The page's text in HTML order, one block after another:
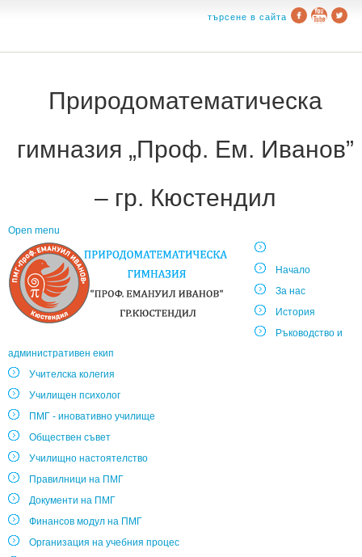
търсене в сайта
Природоматематическа
гимназия „Проф. Ем. Иванов”
– гр. Кюстендил
Open menu
Начало
За нас
История
Ръководство и
административен екип
Учителска колегия
Училищен психолог
ПМГ - иновативно училище
Обществен съвет
Училищно настоятелство
Правилници на ПМГ
Документи на ПМГ
Финансов модул на ПМГ
Организация на учебния процес